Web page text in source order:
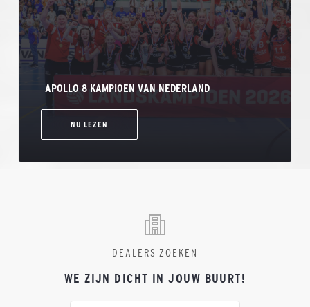
APOLLO 8 KAMPIOEN VAN NEDERLAND
NU LEZEN
DEALERS ZOEKEN
WE ZIJN DICHT IN JOUW BUURT!